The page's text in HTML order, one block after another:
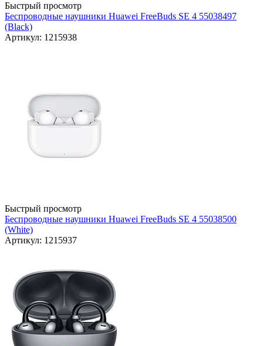
Быстрый просмотр
Беспроводные наушники Huawei FreeBuds SE 4 55038497
(Black)
Артикул: 1215938
Быстрый просмотр
Беспроводные наушники Huawei FreeBuds SE 4 55038500
(White)
Артикул: 1215937